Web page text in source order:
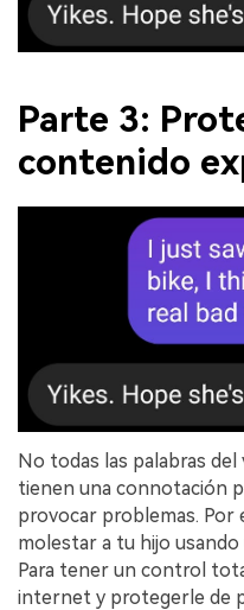
󠀰Parte 3:
contenido
󠀰No todas las palabras
tienen una connotación
provocar problemas. Por
molestar a tu hijo
Para tener un control
internet y protegerle de